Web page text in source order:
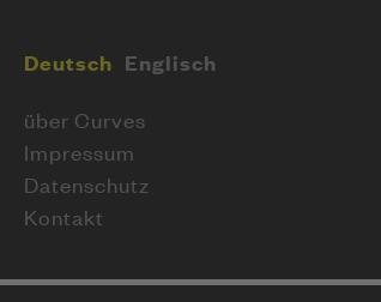
Deutsch Englisch
über Curves
Impressum
Datenschutz
Kontakt